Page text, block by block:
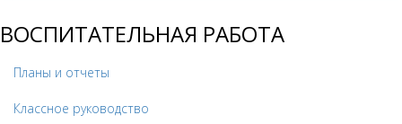
ВОСПИТАТЕЛЬНАЯ РАБОТА
Планы и отчеты
Классное руководство